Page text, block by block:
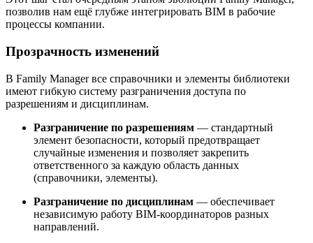
позволив нам ещё глубже интегрировать BIM в рабочие
процессы компании.
Прозрачность изменений
В Family Manager все справочники и элементы библиотеки
имеют гибкую систему разграничения доступа по
разрешениям и дисциплинам.
Разграничение по разрешениям — стандартный
элемент безопасности, который предотвращает
случайные изменения и позволяет закрепить
ответственного за каждую область данных
(справочники, элементы).
Разграничение по дисциплинам — обеспечивает
независимую работу BIM-координаторов разных
направлений.